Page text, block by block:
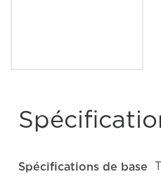
Spécifications de base